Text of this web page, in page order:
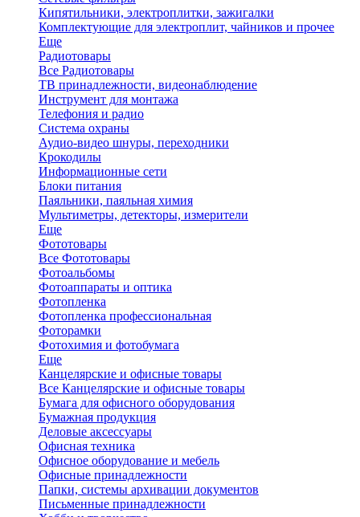
Кипятильники, электроплитки, зажигалки
Комплектующие для электроплит, чайников и прочее
Еще
Радиотовары
Все Радиотовары
ТВ принадлежности, видеонаблюдение
Инструмент для монтажа
Телефония и радио
Система охраны
Аудио-видео шнуры, переходники
Крокодилы
Информационные сети
Блоки питания
Паяльники, паяльная химия
Мультиметры, детекторы, измерители
Еще
Фототовары
Все Фототовары
Фотоальбомы
Фотоаппараты и оптика
Фотопленка
Фотопленка профессиональная
Фоторамки
Фотохимия и фотобумага
Еще
Канцелярские и офисные товары
Все Канцелярские и офисные товары
Бумага для офисного оборудования
Бумажная продукция
Деловые аксессуары
Офисная техника
Офисное оборудование и мебель
Офисные принадлежности
Папки, системы архивации документов
Письменные принадлежности